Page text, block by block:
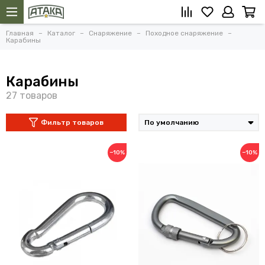
Главная Каталог Снаряжение
Походное снаряжение
Карабины
Карабины
Фильтр товаров
−10% −10%